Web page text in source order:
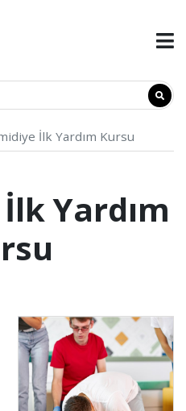
İlk Yardım Kursu
Yardım